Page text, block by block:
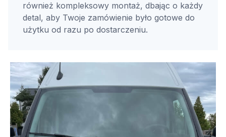
również kompleksowy montaż, dbając o każdy
detal, aby Twoje zamówienie było gotowe do
użytku od razu po dostarczeniu.